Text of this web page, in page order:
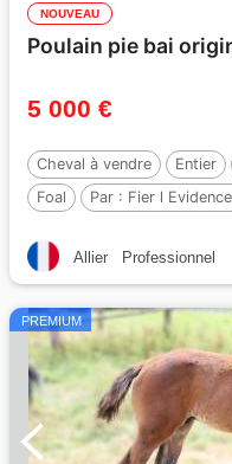
NOUVEAU
Poulain pie bai
5 000 €
Cheval à vendre Entier
Foal
Par : Fier l
Allier Professionnel
PREMIUM